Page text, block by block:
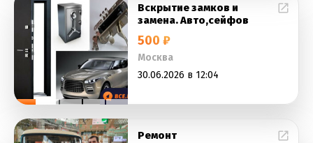
Вскрытие замков и
замена. Авто,сейфов
500 ₽
Москва
30.06.2026 в 12:04
Ремонт